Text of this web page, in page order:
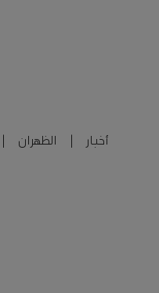
أخبار الظهران